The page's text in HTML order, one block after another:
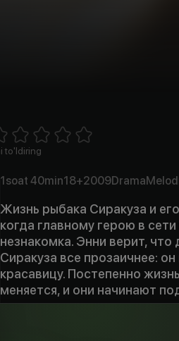
7 Stars8 Stars
to'ldiring
1soat 40min18+2009Drama
Жизнь рыбака Сиракуза и
когда главному герою в
незнакомка. Энни верит,
Сиракуза все прозаичнее:
красавицу. Постепенно
меняется, и они начинают
просто девушка, а морская
«The truth is not what